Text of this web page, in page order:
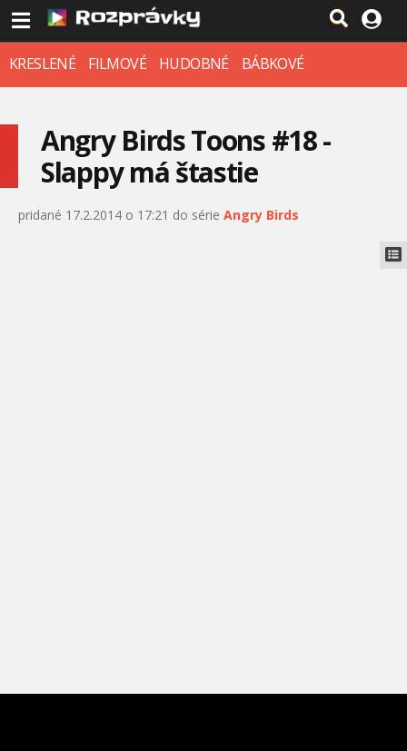
KRESLENÉ FILMOVÉ HUDOBNÉ BÁBKOVÉ
Angry Birds Toons #18 -
Slappy má štastie
pridané 17.2.2014 o 17:21 do série Angry Birds